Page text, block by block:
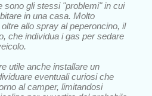
sono gli stessi "problemi" in cui
in una casa. Molto
allo spray al peperoncino, il
che individua i gas per sedare
utile anche installare un
eventuali curiosi che
al camper, limitandosi